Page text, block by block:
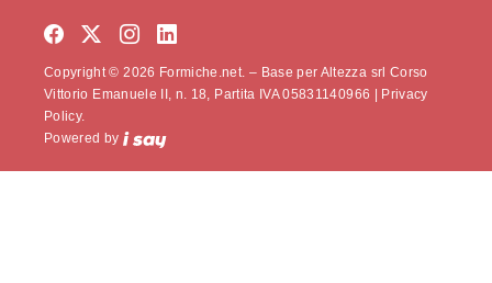
Copyright © 2026 Formiche.net. – Base per Altezza srl Corso
Vittorio Emanuele II, n. 18, Partita IVA 05831140966 |
Privacy
Policy.
Powered by